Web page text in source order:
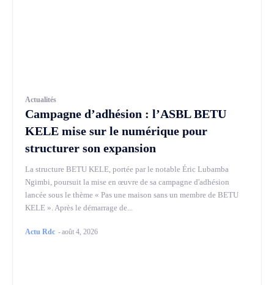
Actualités
Campagne d’adhésion : l’ASBL BETU
KELE mise sur le numérique pour
structurer son expansion
La structure BETU KELE, portée par le notable Éric Lubamba
Ngimbi, poursuit la mise en œuvre de sa campagne d'adhésion
lancée sous le thème « Pas une maison sans un membre de BETU
KELE ». Après le démarrage de...
Actu Rdc -août 4, 2026